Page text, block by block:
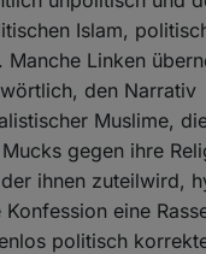
Islam,
Manche Linken
den Narrativ
Muslime,
gegen ihre
der ihnen zuteilwird,
Konfession eine
politisch